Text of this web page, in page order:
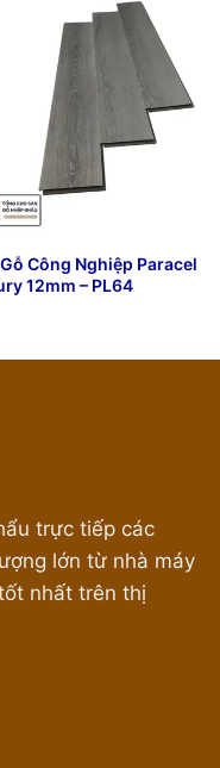
Công Nghiệp Paracel
12mm – PL64
trực tiếp các
lớn từ nhà máy
nhất trên thị